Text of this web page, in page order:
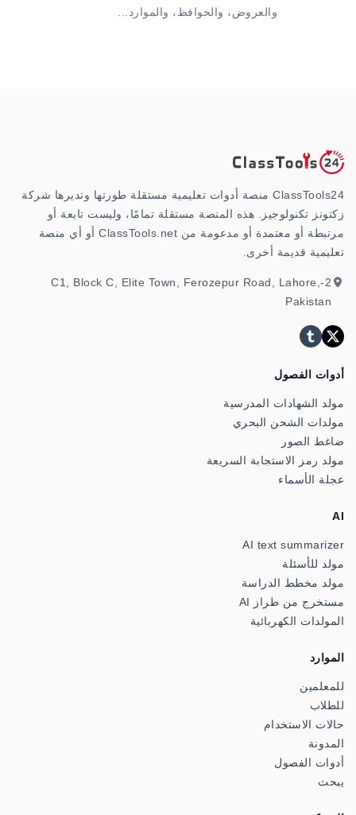
والعروض، والحوافظ، والموارد...
ClassTools24 منصة أدوات تعليمية مستقلة طورتها وتديرها شركة
زكتونز تكنولوجيز. هذه المنصة مستقلة تمامًا، وليست تابعة أو
مرتبطة أو معتمدة أو مدعومة من ClassTools.net أو أي منصة
تعليمية قديمة أخرى.
2-C1, Block C, Elite Town, Ferozepur Road, Lahore,
Pakistan
أدوات الفصول
مولد الشهادات المدرسية
مولدات الشحن البحري
ضاغط الصور
مولد رمز الاستجابة السريعة
عجلة الأسماء
AI
AI text summarizer
مولد للأسئلة
مولد مخطط الدراسة
مستخرج من طراز AI
المولدات الكهربائية
الموارد
للمعلمين
للطلاب
حالات الاستخدام
المدونة
أدوات الفصول
يبحث